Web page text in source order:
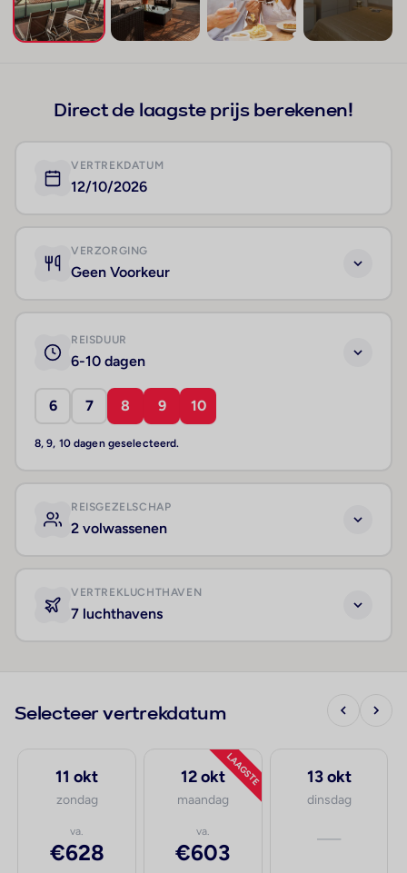
Direct de laagste prijs berekenen!
VERTREKDATUM
12/10/2026
VERZORGING
Geen Voorkeur
REISDUUR
6-10 dagen
6 7 8 9 10
8, 9, 10 dagen geselecteerd.
REISGEZELSCHAP
2 volwassenen
VERTREKLUCHTHAVEN
7 luchthavens
Selecteer vertrekdatum
11 okt
zondag
va.
€628
LAAGSTE
12 okt
maandag
va.
€603
13 okt
dinsdag
—